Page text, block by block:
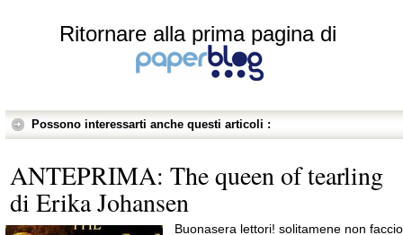
Ritornare alla prima pagina di
Possono interessarti anche questi articoli :
ANTEPRIMA: The queen of tearling
di Erika Johansen
Buonasera lettori! solitamene non faccio